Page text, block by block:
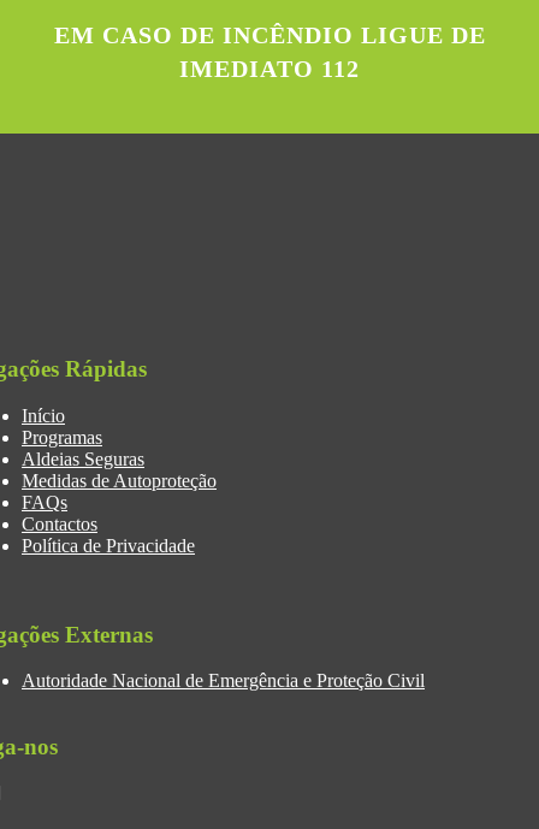
EM CASO DE INCÊNDIO LIGUE DE
IMEDIATO 112
Rápidas
Início
Programas
Aldeias Seguras
Medidas de Autoproteção
FAQs
Contactos
Política de Privacidade
Externas
Autoridade Nacional de Emergência e Proteção Civil
nos